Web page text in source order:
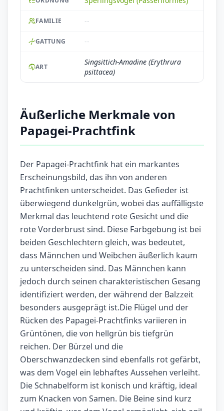
FAMILIE --
GATTUNG --
ART
Singsittich-Amadine (Erythrura
psittacea)
Äußerliche Merkmale von
Papagei-Prachtfink
Der Papagei-Prachtfink hat ein markantes
Erscheinungsbild, das ihn von anderen
Prachtfinken unterscheidet. Das Gefieder ist
überwiegend dunkelgrün, wobei das auffälligste
Merkmal das leuchtend rote Gesicht und die
rote Vorderbrust sind. Diese Farbgebung ist bei
beiden Geschlechtern gleich, was bedeutet,
dass Männchen und Weibchen äußerlich kaum
zu unterscheiden sind. Das Männchen kann
jedoch durch seinen charakteristischen Gesang
identifiziert werden, der während der Balzzeit
besonders ausgeprägt ist.Die Flügel und der
Rücken des Papagei-Prachtfinks variieren in
Grüntönen, die von hellgrün bis tiefgrün
reichen. Der Bürzel und die
Oberschwanzdecken sind ebenfalls rot gefärbt,
was dem Vogel ein lebhaftes Aussehen verleiht.
Die Schnabelform ist konisch und kräftig, ideal
zum Knacken von Samen. Die Beine sind kurz